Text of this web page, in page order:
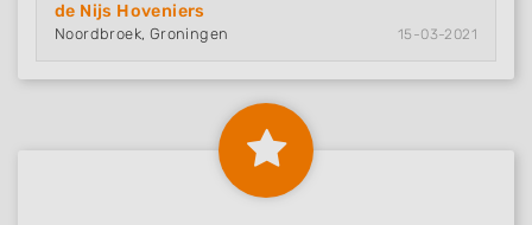
de Nijs Hoveniers
Noordbroek, Groningen 15-03-2021